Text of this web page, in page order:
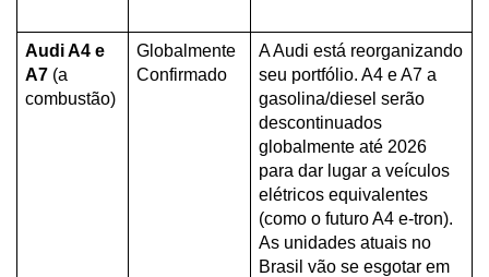
Audi A4 e
A7 (a
combustão)
Globalmente
Confirmado
A Audi está reorganizando
seu portfólio. A4 e A7 a
gasolina/diesel serão
descontinuados
globalmente até 2026
para dar lugar a veículos
elétricos equivalentes
(como o futuro A4 e-tron).
As unidades atuais no
Brasil vão se esgotar em